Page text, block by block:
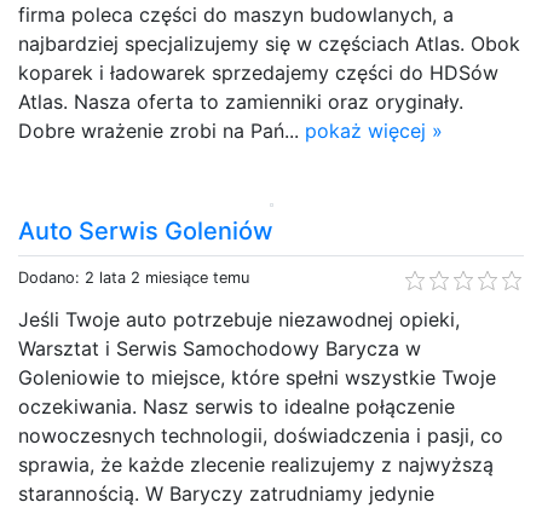
firma poleca części do maszyn budowlanych, a
najbardziej specjalizujemy się w częściach Atlas. Obok
koparek i ładowarek sprzedajemy części do HDSów
Atlas. Nasza oferta to zamienniki oraz oryginały.
Dobre wrażenie zrobi na Pań... pokaż więcej »
Auto Serwis Goleniów
Dodano: 2 lata 2 miesiące temu
Jeśli Twoje auto potrzebuje niezawodnej opieki,
Warsztat i Serwis Samochodowy Barycza w
Goleniowie to miejsce, które spełni wszystkie Twoje
oczekiwania. Nasz serwis to idealne połączenie
nowoczesnych technologii, doświadczenia i pasji, co
sprawia, że każde zlecenie realizujemy z najwyższą
starannością. W Baryczy zatrudniamy jedynie